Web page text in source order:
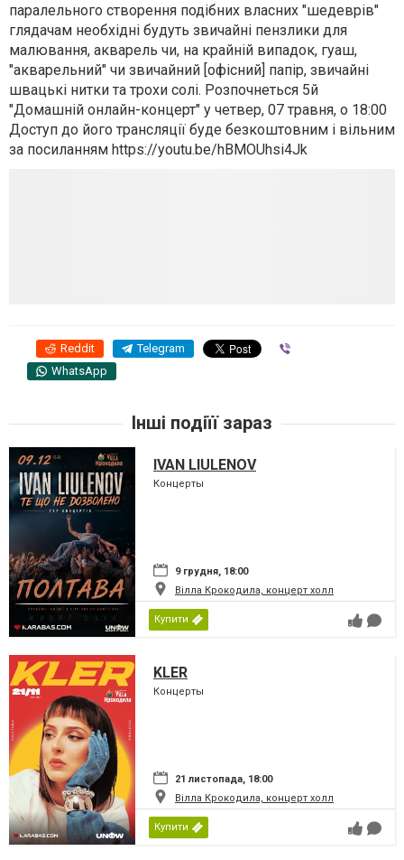
паралельного створення подібних власних "шедеврів"
глядачам необхідні будуть звичайні пензлики для
малювання, акварель чи, на крайній випадок, гуаш,
"акварельний" чи звичайний [офісний] папір, звичайні
швацькі нитки та трохи солі. Розпочнеться 5й
"Домашній онлайн-концерт" у четвер, 07 травня, о 18:00
Доступ до його трансляції буде безкоштовним і вільним
за посиланням https://youtu.be/hBMOUhsi4Jk
Reddit Telegram
WhatsApp
Інші подіїї зараз
IVAN LIULENOV
Концерты
9 грудня, 18:00
Вілла Крокодила, концерт холл
Купити
KLER
Концерты
21 листопада, 18:00
Вілла Крокодила, концерт холл
Купити